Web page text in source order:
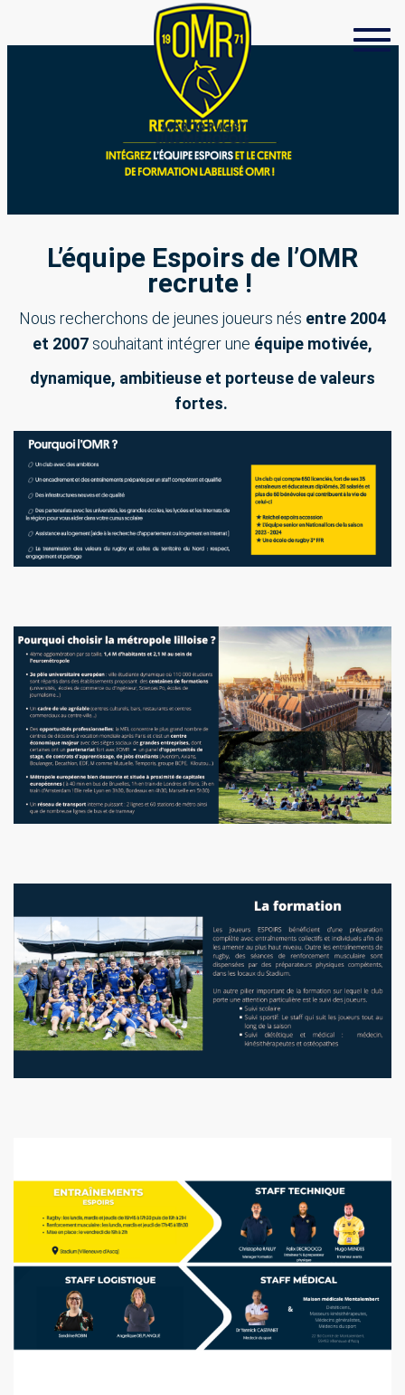
L’équipe Espoirs de l’OMR
recrute !
Nous recherchons de jeunes joueurs nés entre 2004
et 2007 souhaitant intégrerune équipe motivée,
dynamique, ambitieuse et porteuse de valeurs
fortes.